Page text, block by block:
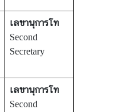
เลขานุการโท
Second
Secretary
เลขานุการโท
Second